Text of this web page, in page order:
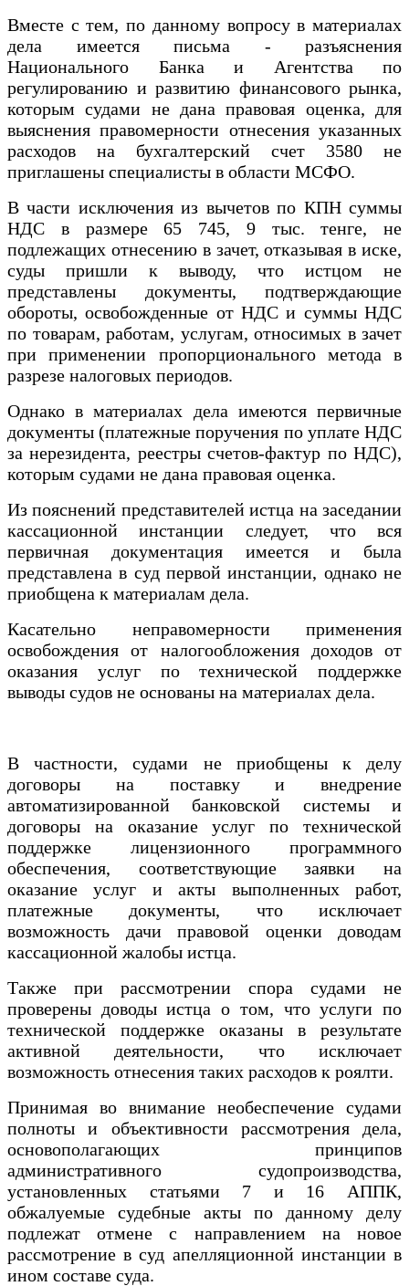
Вместе с тем, по данному вопросу в материалах
дела имеется письма - разъяснения
Национального Банка и Агентства по
регулированию и развитию финансового рынка,
которым судами не дана правовая оценка, для
выяснения правомерности отнесения указанных
расходов на бухгалтерский счет 3580 не
приглашены специалисты в области МСФО.
В части исключения из вычетов по КПН суммы
НДС в размере 65 745, 9 тыс. тенге, не
подлежащих отнесению в зачет, отказывая в иске,
суды пришли к выводу, что истцом не
представлены документы, подтверждающие
обороты, освобожденные от НДС и суммы НДС
по товарам, работам, услугам, относимых в зачет
при применении пропорционального метода в
разрезе налоговых периодов.
Однако в материалах дела имеются первичные
документы (платежные поручения по уплате НДС
за нерезидента, реестры счетов-фактур по НДС),
которым судами не дана правовая оценка.
Из пояснений представителей истца на заседании
кассационной инстанции следует, что вся
первичная документация имеется и была
представлена в суд первой инстанции, однако не
приобщена к материалам дела.
Касательно неправомерности применения
освобождения от налогообложения доходов от
оказания услуг по технической поддержке
выводы судов не основаны на материалах дела.
В частности, судами не приобщены к делу
договоры на поставку и внедрение
автоматизированной банковской системы и
договоры на оказание услуг по технической
поддержке лицензионного программного
обеспечения, соответствующие заявки на
оказание услуг и акты выполненных работ,
платежные документы, что исключает
возможность дачи правовой оценки доводам
кассационной жалобы истца.
Также при рассмотрении спора судами не
проверены доводы истца о том, что услуги по
технической поддержке оказаны в результате
активной деятельности, что исключает
возможность отнесения таких расходов к роялти.
Принимая во внимание необеспечение судами
полноты и объективности рассмотрения дела,
основополагающих принципов
административного судопроизводства,
установленных статьями 7 и 16 АППК,
обжалуемые судебные акты по данному делу
подлежат отмене с направлением на новое
рассмотрение в суд апелляционной инстанции в
ином составе суда.